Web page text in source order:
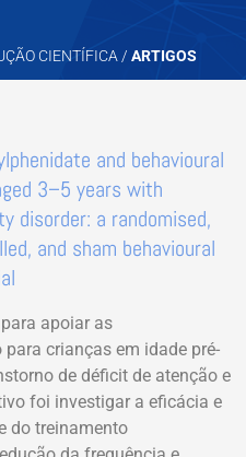
CIENTÍFICA / ARTIGOS
and behavioural
3–5 years with
disorder: a randomised,
and sham behavioural
apoiar as
crianças em idade pré-
de déficit de atenção e
foi investigar a eficácia e
do treinamento